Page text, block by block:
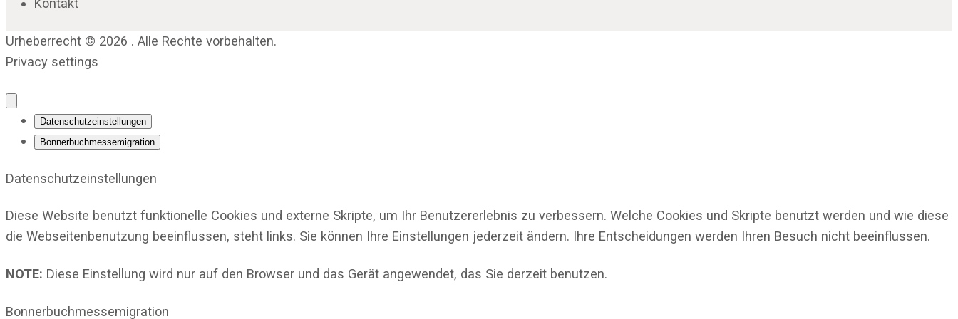
Kontakt
Urheberrecht © 2026 . Alle Rechte vorbehalten.
Privacy settings
Datenschutzeinstellungen
Bonnerbuchmessemigration
Datenschutzeinstellungen
Diese Website benutzt funktionelle Cookies und externe Skripte, um Ihr Benutzererlebnis zu verbessern. Welche Cookies und Skripte benutzt werden und wie diese
die Webseitenbenutzung beeinflussen, steht links. Sie können Ihre Einstellungen jederzeit ändern. Ihre Entscheidungen werden Ihren Besuch nicht beeinflussen.
NOTE: Diese Einstellung wird nur auf den Browser und das Gerät angewendet, das Sie derzeit benutzen.
Bonnerbuchmessemigration